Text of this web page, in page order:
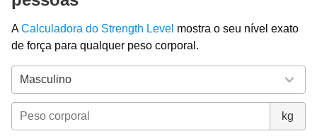
ACalculadora do Strength Level mostra o seu nível exato
de força para qualquer peso corporal.
kg